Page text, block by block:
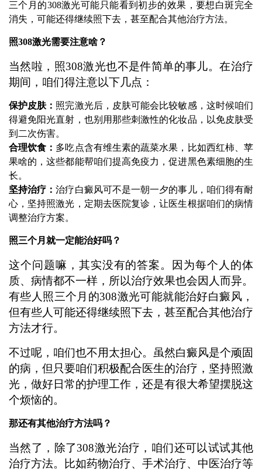
三个月的308激光可能只能看到初步的效果，要想白斑完全
消失，可能还得继续照下去，甚至配合其他治疗方法。
照308激光需要注意啥？
当然啦，照308激光也不是件简单的事儿。在治疗
期间，咱们得注意以下几点：
保护皮肤： 照完激光后，皮肤可能会比较敏感，这时候咱们
得避免阳光直射，也别用那些刺激性的化妆品，以免皮肤受
到二次伤害。
合理饮食： 多吃点含有维生素的蔬菜水果，比如西红柿、苹
果啥的，这些都能帮咱们提高免疫力，促进黑色素细胞的生
长。
坚持治疗：治疗白癜风可不是一朝一夕的事儿，咱们得有耐
心，坚持照激光，定期去医院复诊，让医生根据咱们的病情
调整治疗方案。
照三个月就一定能治好吗？
这个问题嘛，其实没有的答案。因为每个人的体
质、病情都不一样，所以治疗效果也会因人而异。
有些人照三个月的308激光可能就能治好白癜风，
但有些人可能还得继续照下去，甚至配合其他治疗
方法才行。
不过呢，咱们也不用太担心。虽然白癜风是个顽固
的病，但只要咱们积极配合医生的治疗，坚持照激
光，做好日常的护理工作，还是有很大希望摆脱这
个烦恼的。
那还有其他治疗方法吗？
当然了，除了308激光治疗，咱们还可以试试其他
治疗方法。比如药物治疗、手术治疗、中医治疗等